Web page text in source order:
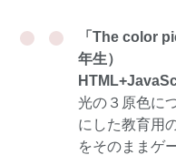
「The color
年生）
光の３原色に
にした教育用
をそのままゲ